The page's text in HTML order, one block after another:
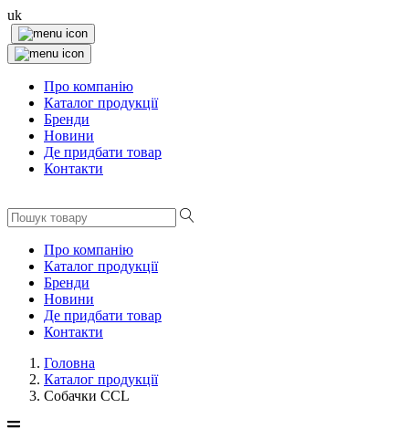
uk
Про компанію
Каталог продукції
Бренди
Новини
Де придбати товар
Контакти
Про компанію
Каталог продукції
Бренди
Новини
Де придбати товар
Контакти
Головна
Каталог продукції
Собачки CCL